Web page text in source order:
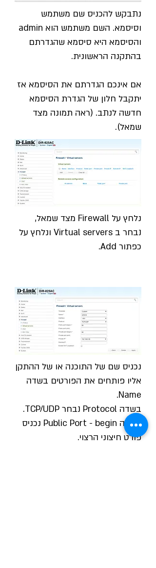
נתבקש להכניס שם משתמש
וסיסמא. השם משתמש הוא admin
והסיסמא היא סיסמא שהגדרתם
בהתקנה הראשונית.
אם אינכם הגדרתם את הסיסמא אז
יתקבל חלון של הגדרת הסיסמא
חדשה לנתב. (ראה תמונה מצד
שמאל).
נלחץ על Firewall מצד שמאל,
נבחר ב Virtual servers ונלחץ על
כפתור Add.
נכניס שם של התוכנה או של ההתקן
אליו פותחים את הפורטים בשדה
Name.
בשדה Protocol נבחר TCP/UDP.
בשדה Public Port - begin נכניס
פורט חיצוני הרצוי.